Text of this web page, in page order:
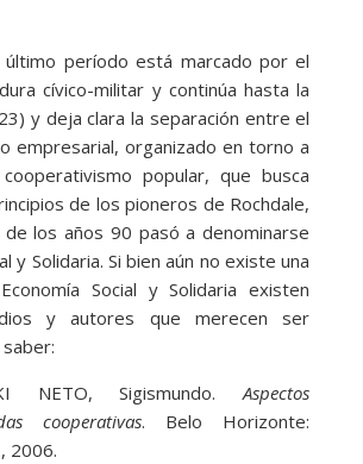
último período está marcado por el
cívico-militar y continúa hasta la
y deja clara la separación entre el
empresarial, organizado en torno a
popular, que busca
de los pioneros de Rochdale,
los años 90 pasó a denominarse
y Solidaria. Si bien aún no existe una
Social y Solidaria existen
y autores que merecen ser
NETO, Sigismundo.Aspectos
cooperativas. Belo Horizonte:
2006.